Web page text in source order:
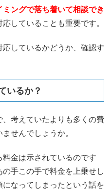
ングで落ち着いて相談でき
していることも重要です。
しているかどうか、確認す
いるか？
考えていたよりも多くの費
せんでしょうか。
金は示されているのです
手この手で料金を上乗せし
なってしまったという話を